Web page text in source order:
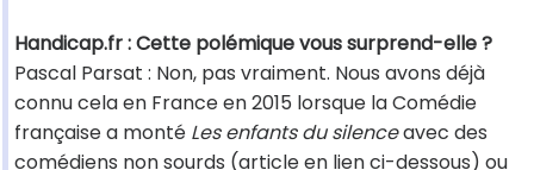
Handicap.fr : Cette polémique vous surprend-elle ?
Pascal Parsat : Non, pas vraiment. Nous avons déjà
connu cela en France en 2015 lorsque la Comédie
française a monté Les enfants du silenceavec des
comédiens non sourds (article en lien ci-dessous) ou